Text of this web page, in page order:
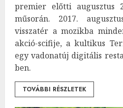
premier előtti augusztus
műsorán. 2017.
visszatér a mozikba
akció-scifije, a kultikus
egy vadonatúj digitális
ben.
TOVÁBBI RÉSZLETEK